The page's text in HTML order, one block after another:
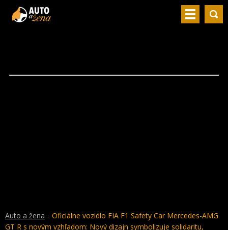
Auto a žena
Oficiálne vozidlo FIA F1 Safety Car Mercedes-AMG
GT R s novým vzhľadom: Nový dizajn symbolizuje solidaritu,